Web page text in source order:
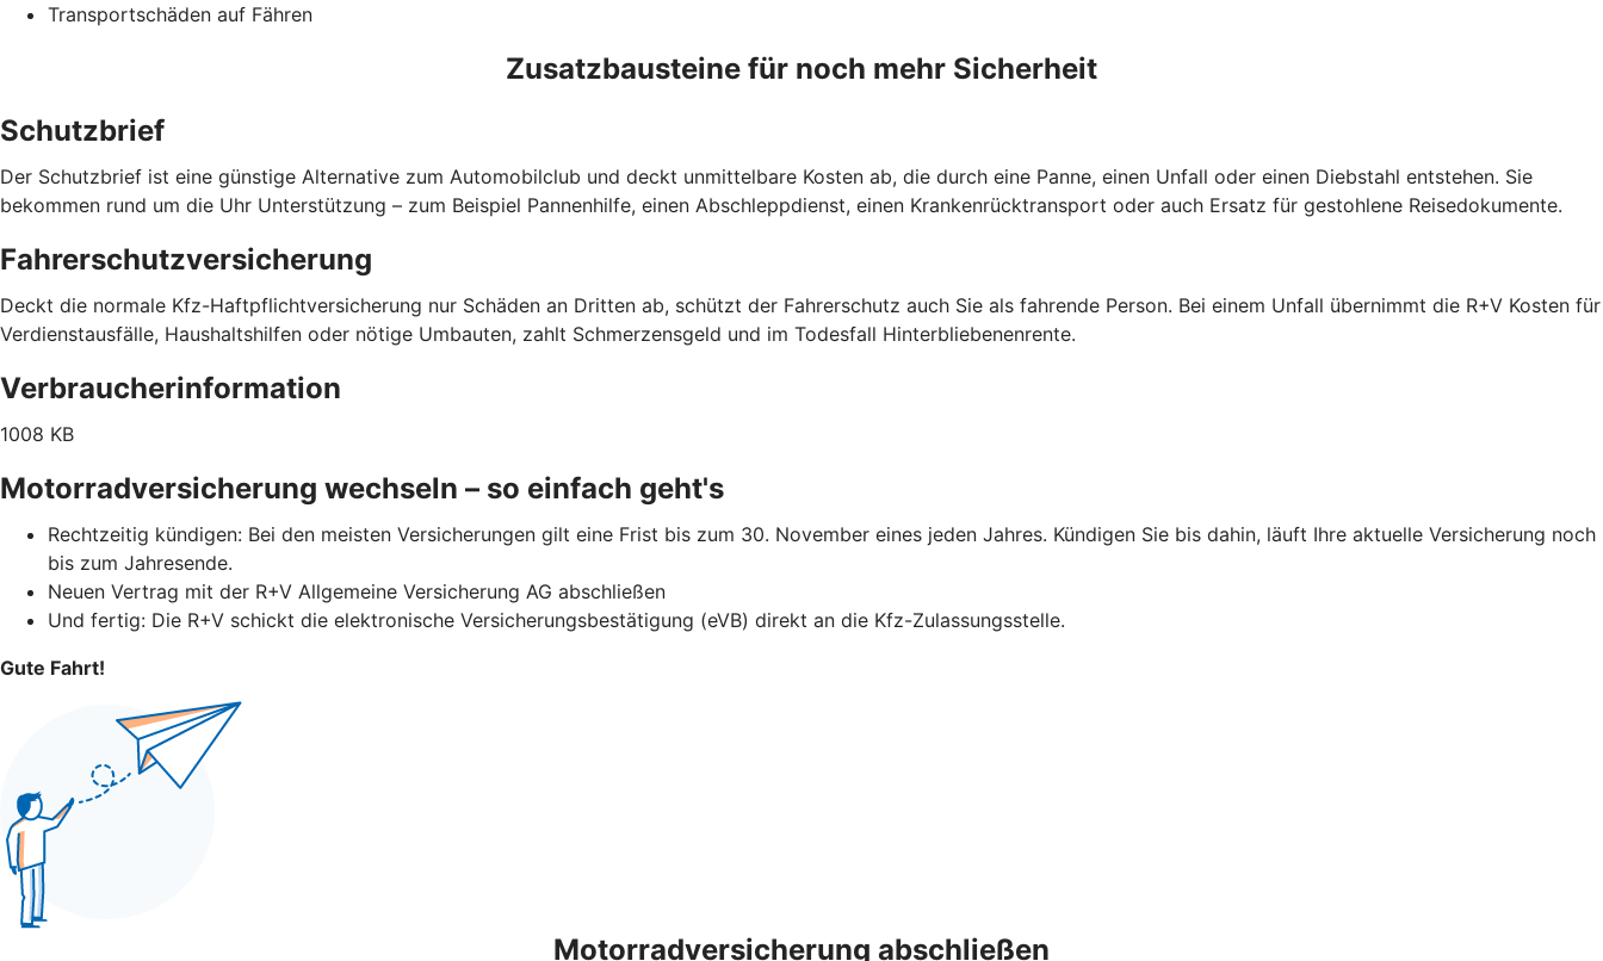
Transportschäden auf Fähren
Zusatzbausteine für noch mehr Sicherheit
Schutzbrief
Der Schutzbrief ist eine günstige Alternative zum Automobilclub und deckt unmittelbare Kosten ab, die durch eine Panne, einen Unfall oder einen Diebstahl entstehen. Sie
bekommen rund um die Uhr Unterstützung – zum Beispiel Pannenhilfe, einen Abschleppdienst, einen Krankenrücktransport oder auch Ersatz für gestohlene Reisedokumente.
Fahrerschutzversicherung
Deckt die normale Kfz-Haftpflichtversicherung nur Schäden an Dritten ab, schützt der Fahrerschutz auch Sie als fahrende Person. Bei einem Unfall übernimmt die R+V Kosten für
Verdienstausfälle, Haushaltshilfen oder nötige Umbauten, zahlt Schmerzensgeld und im Todesfall Hinterbliebenenrente.
Verbraucherinformation
1008 KB
Motorradversicherung wechseln – so einfach geht's
Rechtzeitig kündigen: Bei den meisten Versicherungen gilt eine Frist bis zum 30. November eines jeden Jahres. Kündigen Sie bis dahin, läuft Ihre aktuelle Versicherung noch
bis zum Jahresende.
Neuen Vertrag mit der R+V Allgemeine Versicherung AG abschließen
Und fertig: Die R+V schickt die elektronische Versicherungsbestätigung (eVB) direkt an die Kfz-Zulassungsstelle.
Gute Fahrt!
Motorradversicherung abschließen